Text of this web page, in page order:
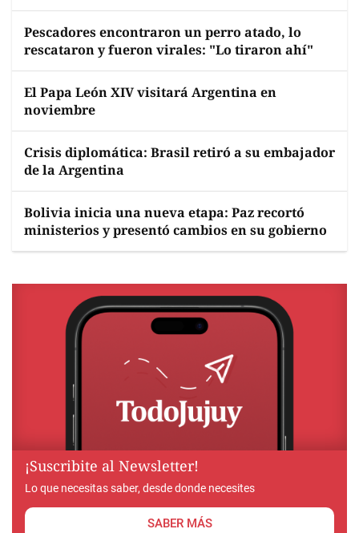
Pescadores encontraron un perro atado, lo
rescataron y fueron virales: "Lo tiraron ahí"
El Papa León XIV visitará Argentina en
noviembre
Crisis diplomática: Brasil retiró a su embajador
de la Argentina
Bolivia inicia una nueva etapa: Paz recortó
ministerios y presentó cambios en su gobierno
¡Suscribite al Newsletter!
Lo que necesitas saber, desde donde necesites
SABER MÁS